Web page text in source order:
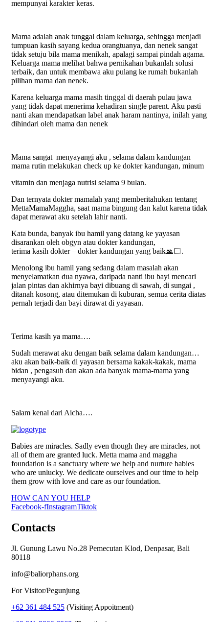
mempunyai karakter keras.
Mama adalah anak tunggal dalam keluarga, sehingga menjadi
tumpuan kasih sayang kedua orangtuanya, dan nenek sangat
tidak setuju bila mama menikah, apalagi sampai pindah agama.
Keluarga mama melihat bahwa pernikahan bukanlah solusi
terbaik, dan untuk membawa aku pulang ke rumah bukanlah
pilihan mama dan nenek.
Karena keluarga mama masih tinggal di daerah pulau jawa
yang tidak dapat menerima kehadiran single parent. Aku pasti
nanti akan mendapatkan label anak haram nantinya, inilah yang
dihindari oleh mama dan nenek
Mama sangat menyayangi aku , selama dalam kandungan
mama rutin melakukan check up ke dokter kandungan, minum
vitamin dan menjaga nutrisi selama 9 bulan.
Dan ternyata dokter mamalah yang memberitahukan tentang
MettaMamaMaggha, saat mama bingung dan kalut karena tidak
dapat merawat aku setelah lahir nanti.
Kata bunda, banyak ibu hamil yang datang ke yayasan
disarankan oleh obgyn atau dokter kandungan,
terima kasih dokter – dokter kandungan yang baik🙏🏻.
Menolong ibu hamil yang sedang dalam masalah akan
menyelamatkan dua nyawa, daripada nanti ibu bayi mencari
jalan pintas dan akhirnya bayi dibuang di sawah, di sungai ,
ditanah kosong, atau ditemukan di kuburan, semua cerita diatas
pernah terjadi dan bayi dirawat di yayasan.
Terima kasih ya mama….
Sudah merawat aku dengan baik selama dalam kandungan…
aku akan baik-baik di yayasan bersama kakak-kakak, mama
bidan , pengasuh dan akan ada banyak mama-mama yang
menyayangi aku.
Salam kenal dari Aicha….
Babies are miracles. Sadly even though they are miracles, not
all of them are granted luck. Metta mama and maggha
foundation is a sanctuary where we help and nurture babies
who are unlucky. We dedicate ourselves and our time to help
them grow with love and care as our foundation.
HOW CAN YOU HELP
Facebook-fInstagramTiktok
Contacts
Jl. Gunung Lawu No.28 Pemecutan Klod, Denpasar, Bali
80118
info@baliorphans.org
For Visitor/Pegunjung
+62 361 484 525 (Visiting Appoitment)